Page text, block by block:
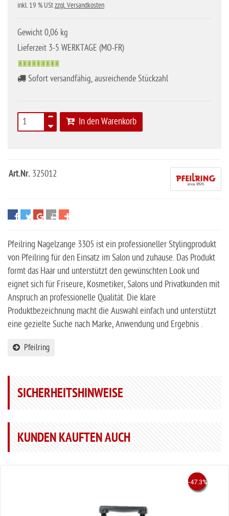
inkl. 19 % UStzzgl. Versandkosten
Gewicht 0,06 kg
Lieferzeit 3-5 WERKTAGE (MO-FR)
Sofort versandfähig, ausreichende Stückzahl
In den Warenkorb
Art.Nr. 325012
Pfeilring Nagelzange 3305 ist ein professioneller Stylingprodukt
von Pfeilring für den Einsatz im Salon und zuhause. Das Produkt
formt das Haar und unterstützt den gewünschten Look und
eignet sich für Friseure, Kosmetiker, Salons und Privatkunden mit
Anspruch an professionelle Qualität. Die klare
Produktbezeichnung macht die Auswahl einfach und unterstützt
eine gezielte Suche nach Marke, Anwendung und Ergebnis .
Pfeilring
SICHERHEITSHINWEISE
KUNDEN KAUFTEN AUCH
-49.4%
-50%
-45%
-63.8%
-47.3%